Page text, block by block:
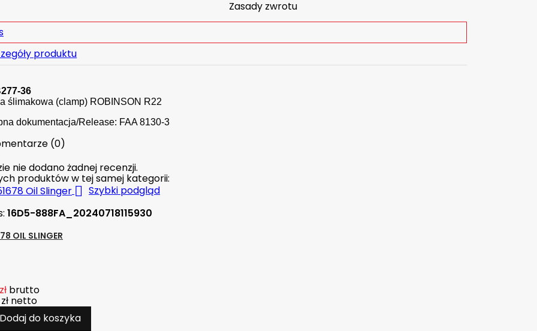
Zasady zwrotu
produktu
36
ślimakowa (clamp) ROBINSON R22
dokumentacja/Release: FAA 8130-3
(0)
nie dodano żadnej recenzji.
produktów w tej samej kategorii:
 Szybki podgląd
16D5-888FA_20240718115930
OIL SLINGER
brutto
netto
Dodaj do koszyka